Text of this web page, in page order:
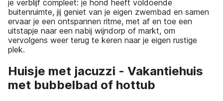
je verblijf compleet: je hond heeft voldoende
buitenruimte, jij geniet van je eigen zwembad en samen
ervaar je een ontspannen ritme, met af en toe een
uitstapje naar een nabij wijndorp of markt, om
vervolgens weer terug te keren naar je eigen rustige
plek.
Huisje met jacuzzi - Vakantiehuis
met bubbelbad of hottub